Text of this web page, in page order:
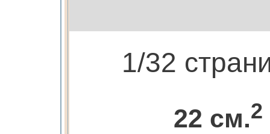
1/32
22 см.2